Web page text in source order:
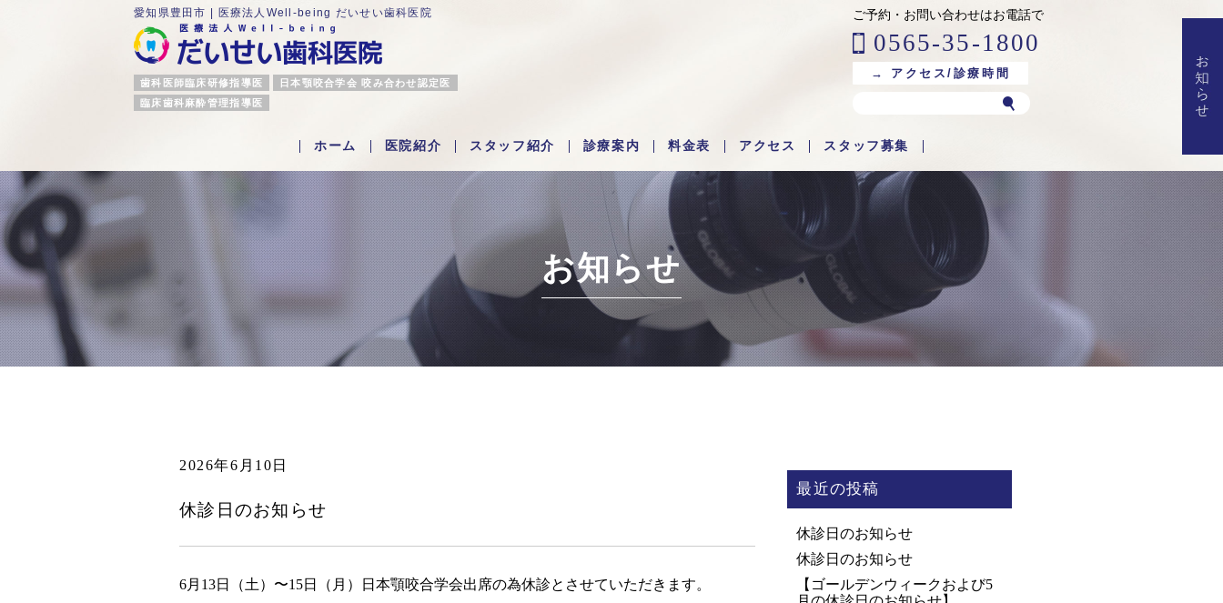
愛知県豊田市 | 医療法人Well-being だいせい歯科医院
歯科医師臨床研修指導医
日本顎咬合学会 咬み合わせ認定医
臨床歯科麻酔管理指導医
ご予約・お問い合わせはお電話で
0565-35-1800
→ アクセス/診療時間
ホーム 医院紹介 スタッフ紹介 診療案内 料金表 アクセス スタッフ募集
お知らせ
2026年6月10日
休診日のお知らせ
6月13日（土）〜15日（月）日本顎咬合学会出席の為休診とさせていただきます。
最近の投稿
休診日のお知らせ
休診日のお知らせ
【ゴールデンウィークおよび5